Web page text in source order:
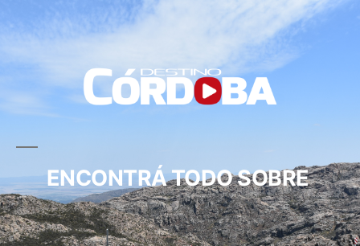
ENCONTRÁ TODO SOBRE